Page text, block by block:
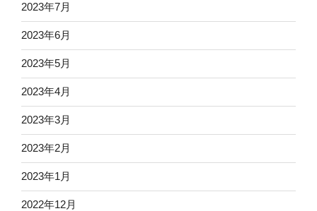
2023年7月
2023年6月
2023年5月
2023年4月
2023年3月
2023年2月
2023年1月
2022年12月